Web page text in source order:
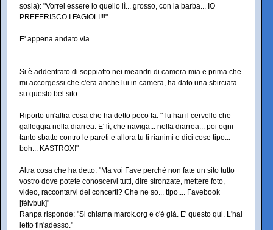
sosia): "Vorrei essere io quello lì... grosso, con la barba... IO
PREFERISCO I FAGIOLI!!!"
E' appena andato via.
Si è addentrato di soppiatto nei meandri di camera mia e prima che
mi accorgessi che c'era anche lui in camera, ha dato una sbirciata
su questo bel sito...
Riporto un'altra cosa che ha detto poco fa: "Tu hai il cervello che
galleggia nella diarrea. E' lì, che naviga... nella diarrea... poi ogni
tanto sbatte contro le pareti e allora tu ti rianimi e dici cose tipo...
boh... KASTROX!"
Altra cosa che ha detto: "Ma voi Fave perchè non fate un sito tutto
vostro dove potete conoscervi tutti, dire stronzate, mettere foto,
video, raccontarvi dei concerti? Che ne so... tipo.... Favebook
[fèivbuk]"
Ranpa risponde: "Si chiama marok.org e c'è già. E' questo qui. L'hai
letto fin'adesso."